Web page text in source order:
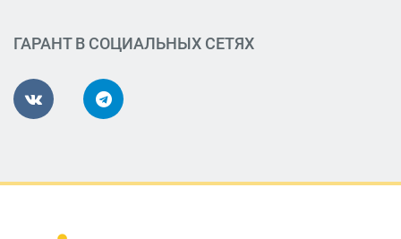
ГАРАНТ В СОЦИАЛЬНЫХ СЕТЯХ